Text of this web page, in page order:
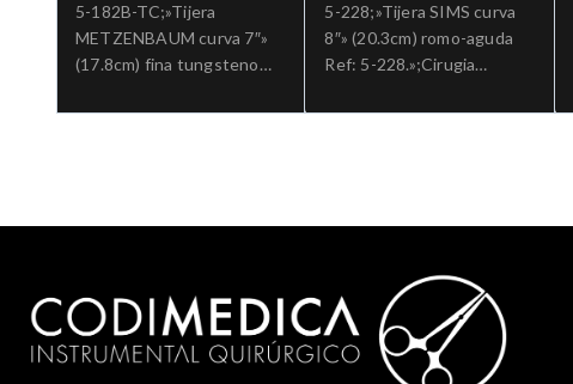
5-182B-TC;»Tijera
METZENBAUM curva 7″»
(17.8cm) fina tungsteno
TC.»;Cirugia general
5-228;»Tijera SIMS curva
8″» (20.3cm) romo-aguda
Ref: 5-228.»;Cirugia